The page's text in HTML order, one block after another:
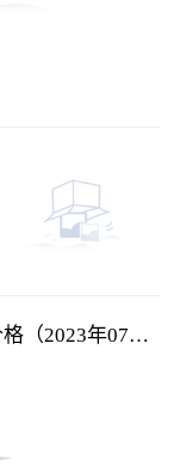
（2023年07月